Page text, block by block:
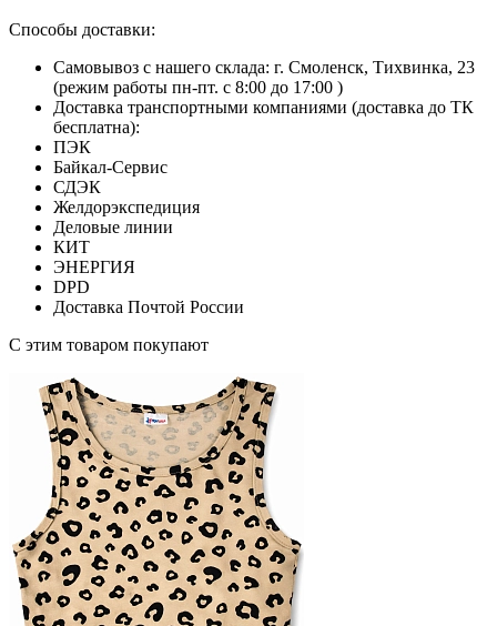
Способы доставки:
Самовывоз с нашего склада: г. Смоленск, Тихвинка, 23
(режим работы пн-пт. с 8:00 до 17:00 )
Доставка транспортными компаниями (доставка до ТК
бесплатна):
ПЭК
Байкал-Сервис
СДЭК
Желдорэкспедиция
Деловые линии
КИТ
ЭНЕРГИЯ
DPD
Доставка Почтой России
С этим товаром покупают